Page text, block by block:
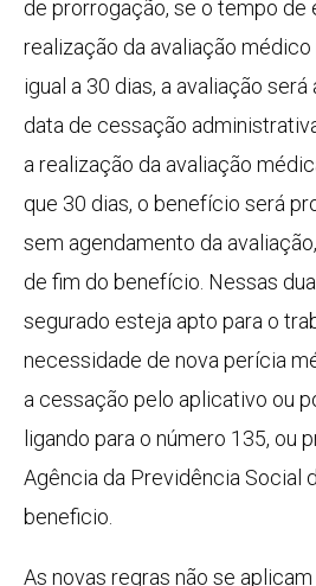
de prorrogação, se o tempo de
realização da avaliação
igual a 30 dias, a avaliação
data de cessação
a realização da avaliação
que 30 dias, o benefício será
sem agendamento da
de fim do benefício. Nessas
segurado esteja apto para o
necessidade de nova perícia
a cessação pelo aplicativo ou
ligando para o número 135, ou
Agência da Previdência Social
beneficio.
As novas regras não se